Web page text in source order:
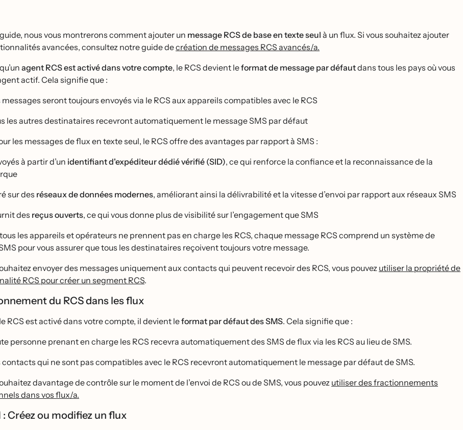
nous vous montrerons comment ajouter un message RCS de base en texte seul à un flux. Si vous souhaitez ajouter
avancées, consultez notre guide decréation de messages RCS avancés/a.
agent RCS est activé dans votre compte, le RCS devient leformat de message par défautdans tous les pays où vous
actif. Cela signifie que :
messages seront toujours envoyés via le RCS aux appareils compatibles avec le RCS
les autres destinataires recevront automatiquement le message SMS par défaut
les messages de flux en texte seul, le RCS offre des avantages par rapport à SMS :
à partir d’un identifiant d'expéditeur dédié vérifié (SID), ce qui renforce la confiance et la reconnaissance de la
sur des réseaux de données modernes, améliorant ainsi la délivrabilité et la vitesse d’envoi par rapport aux réseaux SMS
des reçus ouverts, ce qui vous donne plus de visibilité sur l’engagement que SMS
les appareils et opérateurs ne prennent pas en charge les RCS, chaque message RCS comprend un système de
pour vous assurer que tous les destinataires reçoivent toujours votre message.
envoyer des messages uniquement aux contacts qui peuvent recevoir des RCS, vous pouvez utiliser la propriété de
RCS pour créer un segment RCS.
du RCS dans les flux
RCS est activé dans votre compte, il devient leformat par défaut des SMS. Cela signifie que :
personne prenant en charge les RCS recevra automatiquement des SMS de flux via les RCS au lieu de SMS.
contacts qui ne sont pas compatibles avec le RCS recevront automatiquement le message par défaut de SMS.
davantage de contrôle sur le moment de l’envoi de RCS ou de SMS, vous pouvez utiliser des fractionnements
dans vos flux/a.
: Créez ou modifiez un flux